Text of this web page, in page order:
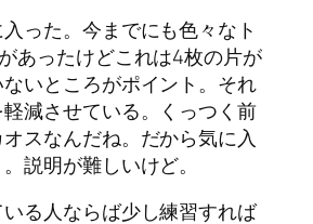
った。今までにも色々なト
あったけどこれは4枚の片が
いところがポイント。それ
減させている。くっつく前
スなんだね。だから気に入
説明が難しいけど。
る人ならば少し練習すれば